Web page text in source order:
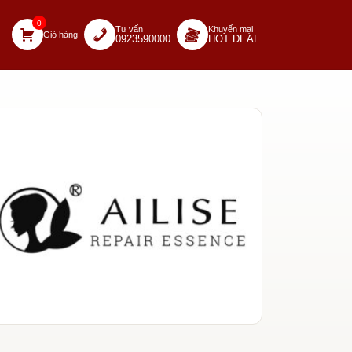
0
Giỏ hàng
Tư vấn
0923590000
Khuyến mại
HOT DEAL